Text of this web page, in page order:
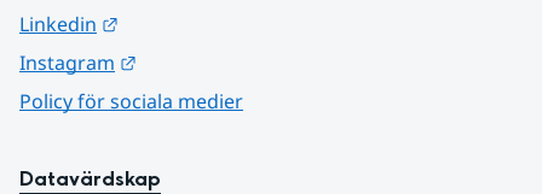
Linkedin
Instagram
Policy för sociala medier
Datavärdskap